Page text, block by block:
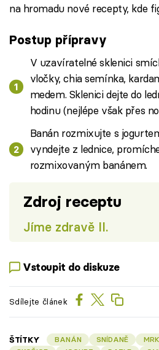
na hromadu nové recepty, kde
Postup přípravy
V uzavíratelné sklenici
vločky, chia semínka,
medem. Sklenici dejte do
hodinu (nejlépe však přes
Banán rozmixujte s
vyndejte z lednice,
rozmixovaným banánem.
Zdroj receptu
Jíme zdravě II.
Vstoupit do diskuze
Sdílejte článek
ŠTÍTKY BANÁN SNÍDANĚ